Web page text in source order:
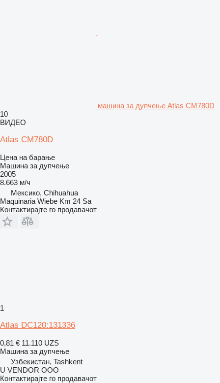
машина за дупчење Atlas CM780D
10
ВИДЕО
Atlas CM780D
Цена на барање
Машина за дупчење
2005
8.663 м/ч
Мексико, Chihuahua
Maquinaria Wiebe Km 24 Sa
Контактирајте го продавачот
1
Atlas DC120:131336
0,81 € 11.110 UZS
Машина за дупчење
Узбекистан, Tashkent
U VENDOR OOO
Контактирајте го продавачот